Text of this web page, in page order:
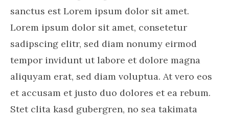
sanctus est Lorem ipsum dolor sit amet.
Lorem ipsum dolor sit amet, consetetur
sadipscing elitr, sed diam nonumy eirmod
tempor invidunt ut labore et dolore magna
aliquyam erat, sed diam voluptua. At vero eos
et accusam et justo duo dolores et ea rebum.
Stet clita kasd gubergren, no sea takimata